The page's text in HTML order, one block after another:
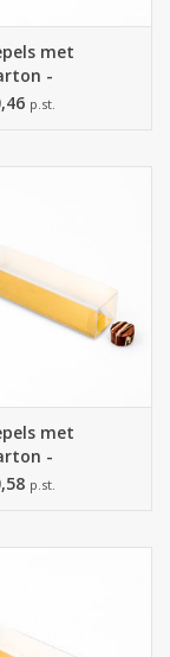
met
-
mm - 100
p.st.
met
-
mm - 100
p.st.